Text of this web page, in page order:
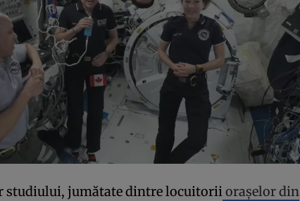
jumătate dintre locuitoriiorașelor din